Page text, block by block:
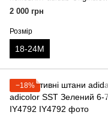
Білий 18-24M JD0475
2 000 грн
Розмір
18-24М
−18%